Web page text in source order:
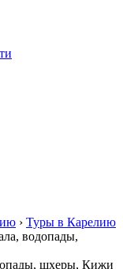
› Туры в Карелию
водопады,